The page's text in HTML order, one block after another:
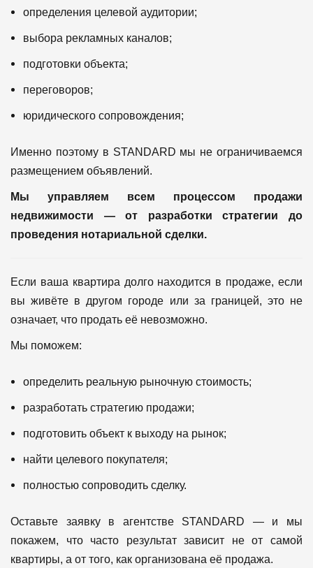
определения целевой аудитории;
выбора рекламных каналов;
подготовки объекта;
переговоров;
юридического сопровождения;
Именно поэтому в STANDARD мы не ограничиваемся
размещением объявлений.
Мы управляем всем процессом продажи
недвижимости — от разработки стратегии до
проведения нотариальной сделки.
Если ваша квартира долго находится в продаже, если
вы живёте в другом городе или за границей, это не
означает, что продать её невозможно.
Мы поможем:
определить реальную рыночную стоимость;
разработать стратегию продажи;
подготовить объект к выходу на рынок;
найти целевого покупателя;
полностью сопроводить сделку.
Оставьте заявку в агентстве STANDARD — и мы
покажем, что часто результат зависит не от самой
квартиры, а от того, как организована её продажа.